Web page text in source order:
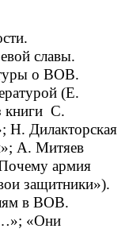
славы.
о ВОВ.
(Е.
книги С.
Н. Дилакторская
А. Митяев
армия
защитники»).
в ВОВ.
«Они